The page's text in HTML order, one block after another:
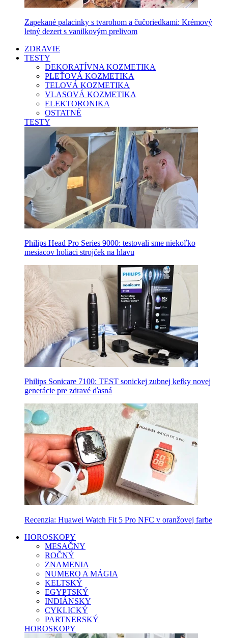
Zapekané palacinky s tvarohom a čučoriedkami: Krémový
letný dezert s vanilkovým prelivom
ZDRAVIE
TESTY
DEKORATÍVNA KOZMETIKA
PLEŤOVÁ KOZMETIKA
TELOVÁ KOZMETIKA
VLASOVÁ KOZMETIKA
ELEKTORONIKA
OSTATNÉ
TESTY
Philips Head Pro Series 9000: testovali sme niekoľko
mesiacov holiaci strojček na hlavu
Philips Sonicare 7100: TEST sonickej zubnej kefky novej
generácie pre zdravé ďasná
Recenzia: Huawei Watch Fit 5 Pro NFC v oranžovej farbe
HOROSKOPY
MESAČNY
ROČNÝ
ZNAMENIA
NUMERO A MÁGIA
KELTSKÝ
EGYPTSKÝ
INDIÁNSKY
CYKLICKÝ
PARTNERSKÝ
HOROSKOPY